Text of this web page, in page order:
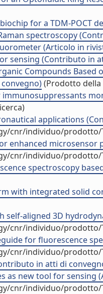
for a TDM-POCT
spectroscopy
(Articolo in
sensing (Contributo in
Compounds
(Prodotto della
immunosuppressants
applications
cnr/individuo/prodotto/
enhanced microsensor
cnr/individuo/prodotto/
spectroscopy
with integrated solid
self-aligned 3D
cnr/individuo/prodotto/
for fluorescence
cnr/individuo/prodotto/
in atti di
as new tool for sensing
cnr/individuo/prodotto/